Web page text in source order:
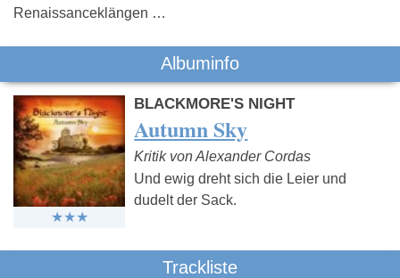
Renaissanceklängen …
Albuminfo
BLACKMORE'S NIGHT
Autumn Sky
Kritik von Alexander Cordas
Und ewig dreht sich die Leier und
dudelt der Sack.
Trackliste